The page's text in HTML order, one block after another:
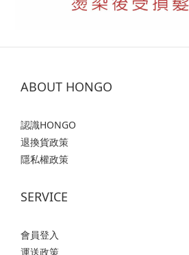
ABOUT HONGO
認識HONGO
退換貨政策
隱私權政策
SERVICE
會員登入
運送政策